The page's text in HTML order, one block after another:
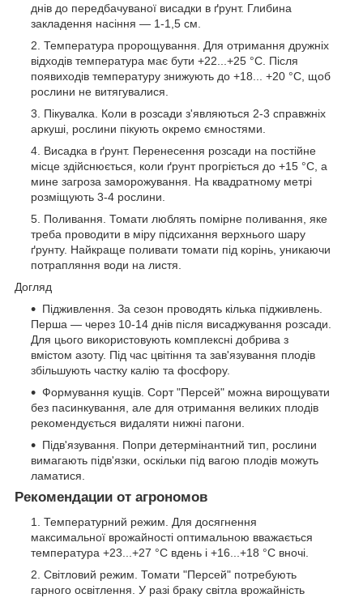
днів до передбачуваної висадки в ґрунт. Глибина
закладення насіння — 1-1,5 см.
Температура пророщування. Для отримання дружніх
відходів температура має бути +22...+25 °C. Після
появиходів температуру знижують до +18... +20 °C, щоб
рослини не витягувалися.
Пікувалка. Коли в розсади з'являються 2-3 справжніх
аркуші, рослини пікують окремо ємностями.
Висадка в ґрунт. Перенесення розсади на постійне
місце здійснюється, коли ґрунт прогріється до +15 °C, а
мине загроза заморожування. На квадратному метрі
розміщують 3-4 рослини.
Поливання. Томати люблять помірне поливання, яке
треба проводити в міру підсихання верхнього шару
ґрунту. Найкраще поливати томати під корінь, уникаючи
потрапляння води на листя.
Догляд
Підживлення. За сезон проводять кілька підживлень.
Перша — через 10-14 днів після висаджування розсади.
Для цього використовують комплексні добрива з
вмістом азоту. Під час цвітіння та зав'язування плодів
збільшують частку калію та фосфору.
Формування кущів. Сорт "Персей" можна вирощувати
без пасинкування, але для отримання великих плодів
рекомендується видаляти нижні пагони.
Підв'язування. Попри детермінантний тип, рослини
вимагають підв'язки, оскільки під вагою плодів можуть
ламатися.
Рекомендации от агрономов
Температурний режим. Для досягнення
максимальної врожайності оптимальною вважається
температура +23...+27 °C вдень і +16...+18 °C вночі.
Світловий режим. Томати "Персей" потребують
гарного освітлення. У разі браку світла врожайність